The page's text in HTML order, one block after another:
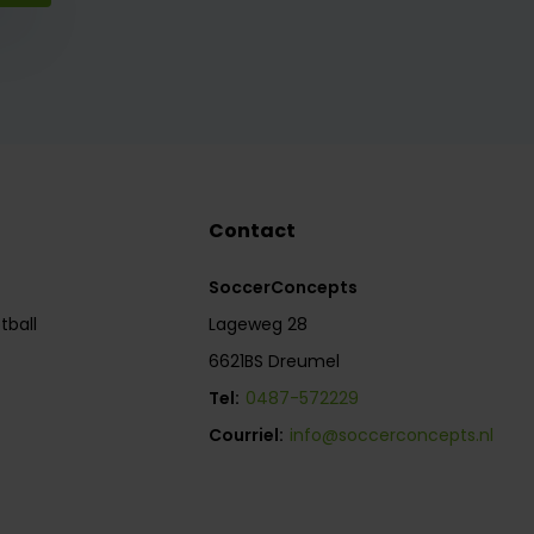
Contact
SoccerConcepts
Lageweg 28
6621BS Dreumel
Tel: 0487-572229
Courriel: info@soccerconcepts.nl